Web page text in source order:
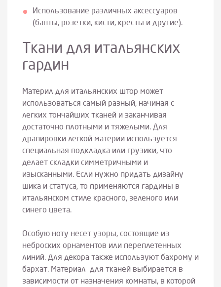
Использование различных аксессуаров
(банты, розетки, кисти, кресты и другие).
Ткани для итальянских
гардин
Материл для итальянских штор может
использоваться самый разный, начиная с
легких тончайших тканей и заканчивая
достаточно плотными и тяжелыми. Для
драпировки легкой материи используется
специальная подкладка или грузики, что
делает складки симметричными и
изысканными. Если нужно придать дизайну
шика и статуса, то применяются гардины в
итальянском стиле красного, зеленого или
синего цвета.
Особую ноту несет узоры, состоящие из
неброских орнаментов или переплетенных
линий. Для декора также используют бахрому и
бархат. Материал для тканей выбирается в
зависимости от назначения комнаты, в которой